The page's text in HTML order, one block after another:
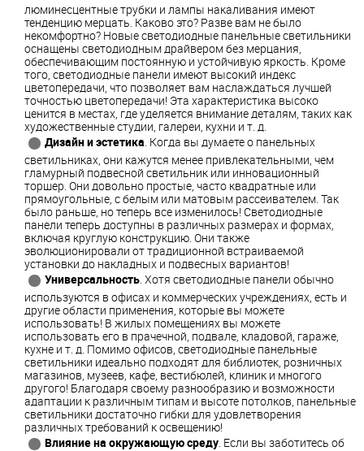
люминесцентные трубки и лампы накаливания имеют
тенденцию мерцать. Каково это? Разве вам не было
некомфортно? Новые светодиодные панельные светильники
оснащены светодиодным драйвером без мерцания,
обеспечивающим постоянную и устойчивую яркость. Кроме
того, светодиодные панели имеют высокий индекс
цветопередачи, что позволяет вам наслаждаться лучшей
точностью цветопередачи! Эта характеристика высоко
ценится в местах, где уделяется внимание деталям, таких как
художественные студии, галереи, кухни и т. д.
Дизайн и эстетика. Когда вы думаете о панельных
светильниках, они кажутся менее привлекательными, чем
гламурный подвесной светильник или инновационный
торшер. Они довольно простые, часто квадратные или
прямоугольные, с белым или матовым рассеивателем. Так
было раньше, но теперь все изменилось! Светодиодные
панели теперь доступны в различных размерах и формах,
включая круглую конструкцию. Они также
эволюционировали от традиционной встраиваемой
установки до накладных и подвесных вариантов!
Универсальность. Хотя светодиодные панели обычно
используются в офисах и коммерческих учреждениях, есть и
другие области применения, которые вы можете
использовать! В жилых помещениях вы можете
использовать его в прачечной, подвале, кладовой, гараже,
кухне и т. д. Помимо офисов, светодиодные панельные
светильники идеально подходят для библиотек, розничных
магазинов, музеев, кафе, вестибюлей, клиник и многого
другого! Благодаря своему разнообразию и возможности
адаптации к различным типам и высоте потолков, панельные
светильники достаточно гибки для удовлетворения
различных требований к освещению!
Влияние на окружающую среду. Если вы заботитесь об